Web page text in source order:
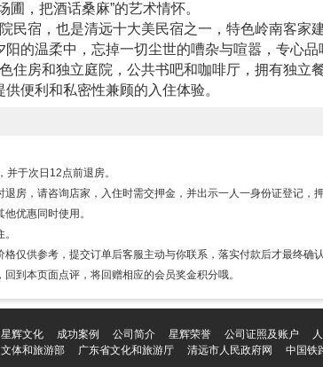
圃，把酒话桑麻”的艺术情怀。
民宿，也是清远十大美民宿之一，特色岭南客家
的温柔中，忘掉一切尘世的嘈杂与喧嚣，专心品
住房和独立庭院，公共书吧和咖啡厅，拥有独立
便利和私密性兼顾的入住体验。
于次日12点前退房。
退房，请咨询店家，入住时需交押金，并出示一人一身份证登记，
优惠同时使用。
仅供参考，提交订单后客服主动与你联系，落实付款后才最终确
到本页面点评，将回赠相应的会员奖金积分哦。
星辉文化 成功案例 公司简介 星辉荣誉 公司证照及账户
文体和旅游部 广东省文化和旅游厅 清远市人民政府网 中国铁